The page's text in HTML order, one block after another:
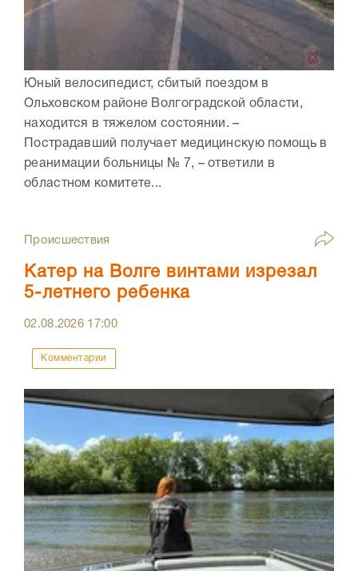
Юный велосипедист, сбитый поездом в
Ольховском районе Волгоградской области,
находится в тяжелом состоянии. –
Пострадавший получает медицинскую помощь в
реанимации больницы № 7, – ответили в
областном комитете...
Происшествия
Катер на Волге винтами изрезал
5-летнего ребенка
02.08.2026 17:00
Комментарии